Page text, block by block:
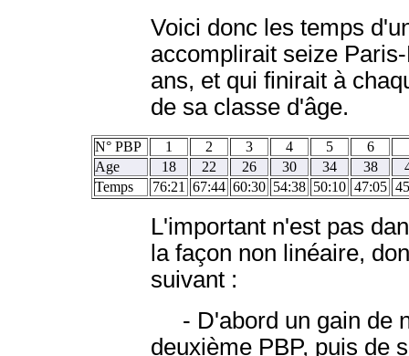
Voici donc les temps
accomplirait seize
ans, et qui finirait à
de sa classe d'âge.
N° PBP 1 2 3 4 5 6
Age
18 22 26 30 34 38
Temps
76:21 67:44 60:30 54:38 50:10 47:05
L'important n'est pas
la façon non linéaire,
suivant :
- D'abord un gain de
deuxième PBP, puis de